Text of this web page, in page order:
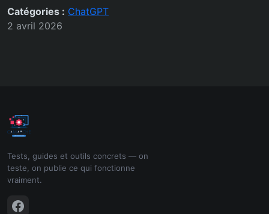
Catégories : ChatGPT
2 avril 2026
Tests, guides et outils concrets — on
teste, on publie ce qui fonctionne
vraiment.